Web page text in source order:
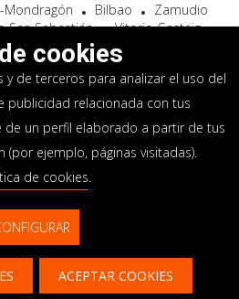
Mondragón Bilbao
Zamudio
San Sebastián
Vitoria-Gasteiz
El Astillero Bidart
Mondragón
– SPAIN
14 14
legal
Portal de privacidad
Sistema interno información
cookies
de terceros para analizar el uso del
publicidad relacionada con tus
de un perfil elaborado a partir de tus
(por ejemplo, páginas visitadas).
de cookies.
ACEPTAR COOKIES